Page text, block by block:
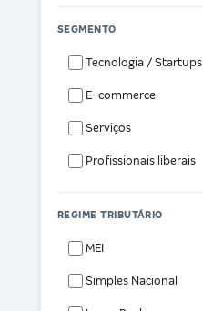
SEGMENTO
Tecnologia / Startups
E-commerce
Serviços
Profissionais liberais
REGIME TRIBUTÁRIO
MEI
Simples Nacional